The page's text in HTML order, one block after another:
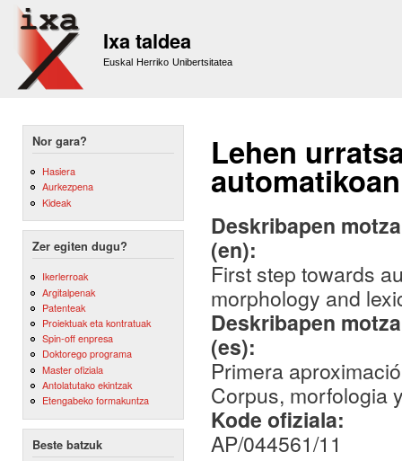
Ixa taldea
Euskal Herriko Unibertsitatea
Nor gara?
Hasiera
Aurkezpena
Kideak
Zer egiten dugu?
Ikerlerroak
Argitalpenak
Patenteak
Proiektuak eta kontratuak
Spin-off enpresa
Doktorego programa
Master ofiziala
Antolatutako ekintzak
Etengabeko formakuntza
Beste batzuk
Lehen
Deskribapen
(en):
First step towards
morphology and
Deskribapen
(es):
Primera
Corpus, morfologia
Kode ofiziala:
AP/044561/11